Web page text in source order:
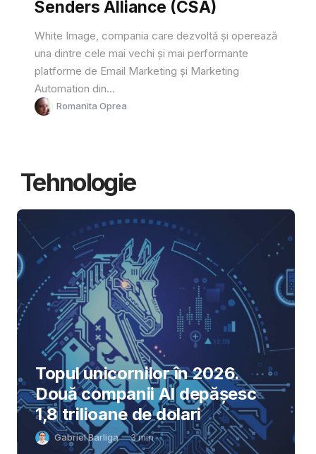
Senders Alliance (CSA)
White Image, compania care dezvoltă și operează
una dintre cele mai vechi și mai performante
platforme de Email Marketing și Marketing
Automation din...
Romanita Oprea
Tehnologie
Topul unicornilor în 2026.
Două companii AI depășesc
1,8 trilioane de dolari
Gabriel Barliga 3min